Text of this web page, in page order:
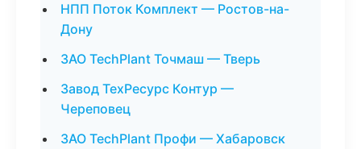
НПП Поток Комплект — Ростов-на-
Дону
ЗАО TechPlant Точмаш — Тверь
Завод ТехРесурс Контур —
Череповец
ЗАО TechPlant Профи — Хабаровск